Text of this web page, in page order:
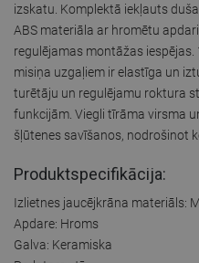
izskatu. Komplektā iekļauts
ABS materiāla ar hromētu
regulējamas montāžas
misiņa uzgaļiem ir elastīga un
turētāju un regulējamu roktura
funkcijām. Viegli tīrāma virsma
šļūtenes savīšanos, nodrošinot
Produktspecifikācija:
Izlietnes jaucējkrāna materiāls:
Apdare: Hroms
Galva: Keramiska